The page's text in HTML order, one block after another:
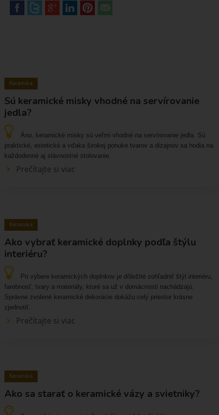
Keramika
Sú keramické misky vhodné na servírovanie
jedla?
Áno, keramické misky sú veľmi vhodné na servírovanie jedla. Sú
praktické, estetické a vďaka širokej ponuke tvarov a dizajnov sa hodia na
každodenné aj slávnostné stolovanie.
Prečítajte si viac
Keramika
Ako vybrať keramické doplnky podľa štýlu
interiéru?
Pri výbere keramických doplnkov je dôležité zohľadniť štýl interiéru,
farebnosť, tvary a materiály, ktoré sa už v domácnosti nachádzajú.
Správne zvolené keramické dekorácie dokážu celý priestor krásne
zjednotiť.
Prečítajte si viac
Keramika
Ako sa starať o keramické vázy a svietniky?